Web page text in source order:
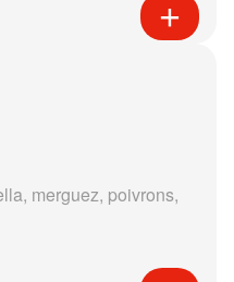
merguez, poivrons,